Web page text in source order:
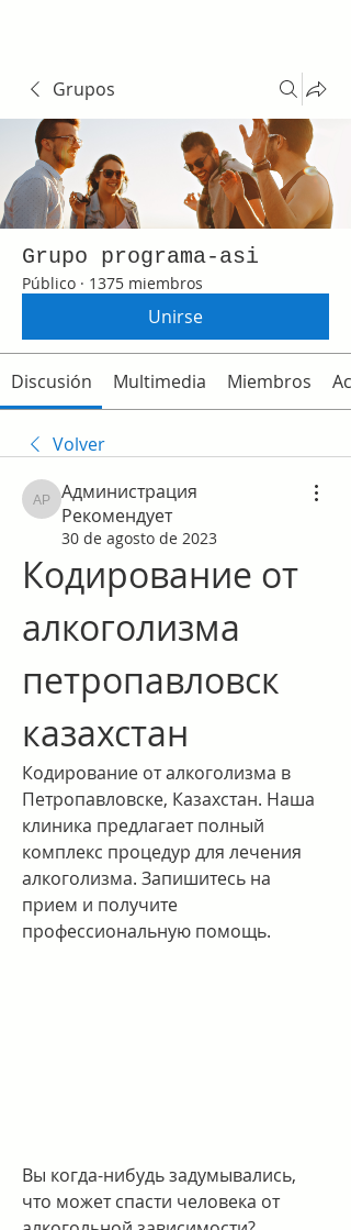
Grupos
Grupo programa-asi
Público · 1375 miembros
Unirse
Discusión Multimedia Miembros
Volver
Администрация Рекомендует
Администрация
Рекомендует
30 de agosto de 2023
Кодирование от
алкоголизма
петропавловск
казахстан
Кодирование от алкоголизма в
Петропавловске, Казахстан. Наша
клиника предлагает полный
комплекс процедур для лечения
алкоголизма. Запишитесь на
прием и получите
профессиональную помощь.
Вы когда-нибудь задумывались,
что может спасти человека от